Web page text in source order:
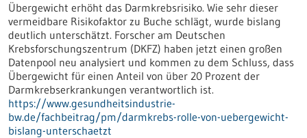
Übergewicht erhöht das Darmkrebsrisiko. Wie sehr dieser
vermeidbare Risikofaktor zu Buche schlägt, wurde bislang
deutlich unterschätzt. Forscher am Deutschen
Krebsforschungszentrum (DKFZ) haben jetzt einen großen
Datenpool neu analysiert und kommen zu dem Schluss, dass
Übergewicht für einen Anteil von über 20 Prozent der
Darmkrebserkrankungen verantwortlich ist.
https://www.gesundheitsindustrie-
bw.de/fachbeitrag/pm/darmkrebs-rolle-von-uebergewicht-
bislang-unterschaetzt